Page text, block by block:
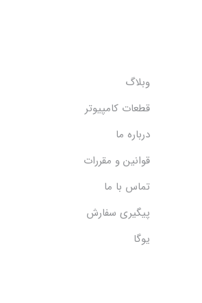
وبلاگ
قطعات کامپیوتر
درباره ما
قوانین و مقررات
تماس با ما
پیگیری سفارش
یوگا